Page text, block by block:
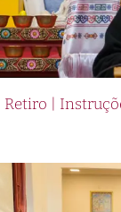
Retiro |